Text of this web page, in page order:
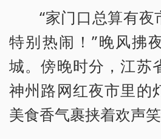
“家门口总算有
特别热闹！”晚风拂
城。傍晚时分，江苏
神州路网红夜市里的
美食香气裹挟着欢声笑